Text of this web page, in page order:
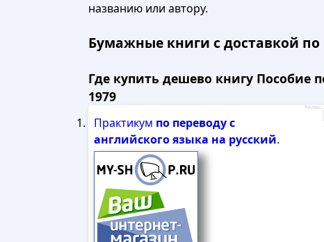
названию или автору.
Бумажные книги с доставкой по
Где купить дешево книгу Пособие
1979
Практикум по переводус
английскогоязыка на русский.
Реклама